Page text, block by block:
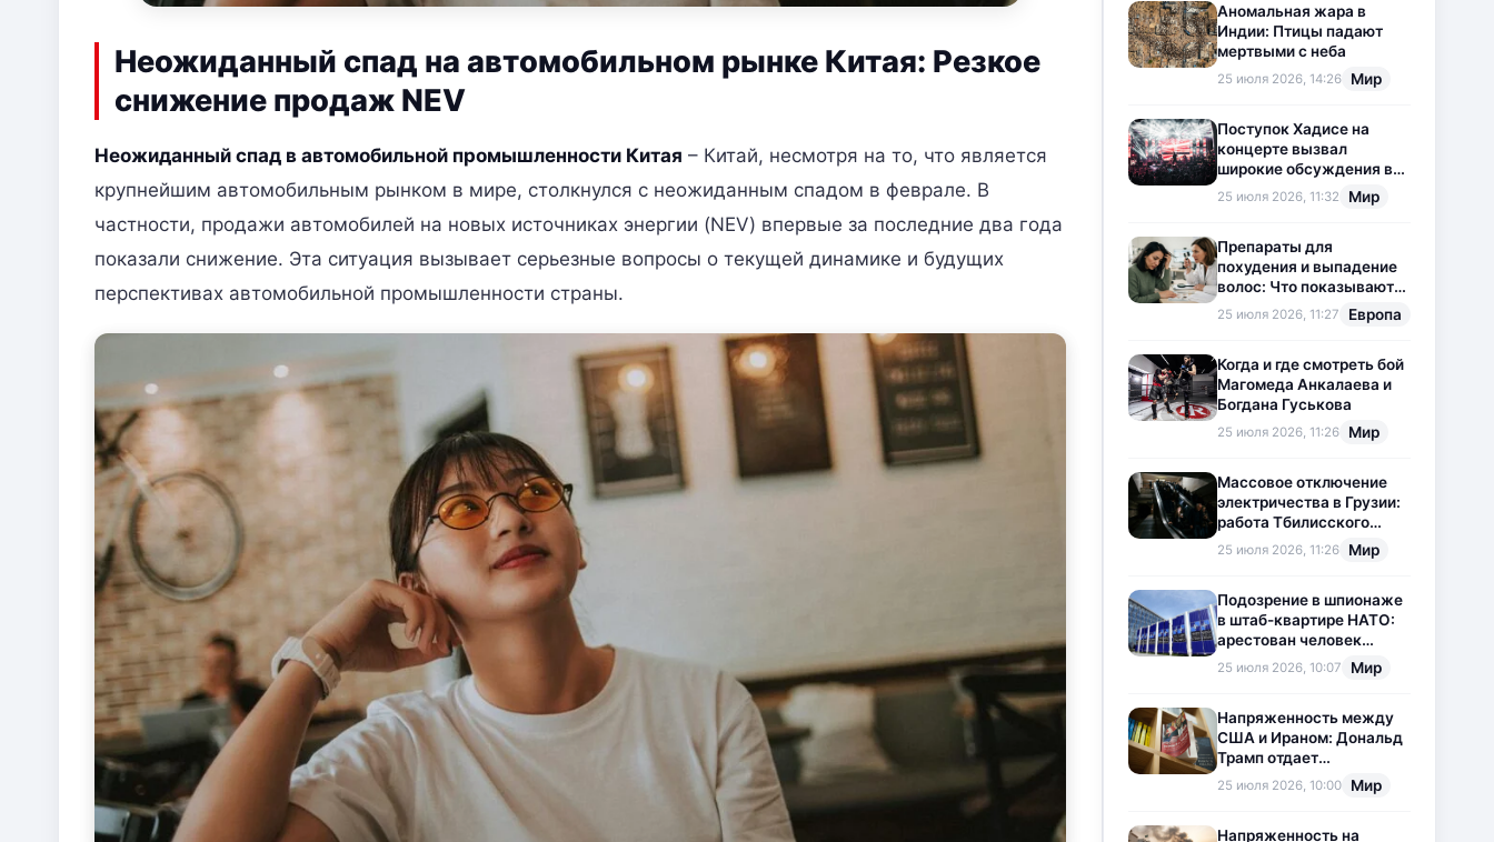
Неожиданный спад на автомобильном рынке Китая: Резкое
снижение продаж NEV
Неожиданный спад в автомобильной промышленности Китая – Китай, несмотря на то, что является
крупнейшим автомобильным рынком в мире, столкнулся с неожиданным спадом в феврале. В
частности, продажи автомобилей на новых источниках энергии (NEV) впервые за последние два года
показали снижение. Эта ситуация вызывает серьезные вопросы о текущей динамике и будущих
перспективах автомобильной промышленности страны.
Аномальная жара в
Индии: Птицы падают
мертвыми с неба
25 июля 2026, 14:26 Мир
Поступок Хадисе на
концерте вызвал
широкие обсуждения в
социальных сетях
25 июля 2026, 11:32 Мир
Препараты для
похудения и выпадение
волос: Что показывают
новые исследования?
25 июля 2026, 11:27 Европа
Когда и где смотреть бой
Магомеда Анкалаева и
Богдана Гуськова
25 июля 2026, 11:26 Мир
Массовое отключение
электричества в Грузии:
работа Тбилисского
метрополитена
приостановлена
25 июля 2026, 11:26 Мир
Подозрение в шпионаже
в штаб-квартире НАТО:
арестован человек
китайского
происхождения
25 июля 2026, 10:07 Мир
Напряженность между
США и Ираном: Дональд
Трамп отдает
предпочтение
дипломатии
25 июля 2026, 10:00 Мир
Напряженность на